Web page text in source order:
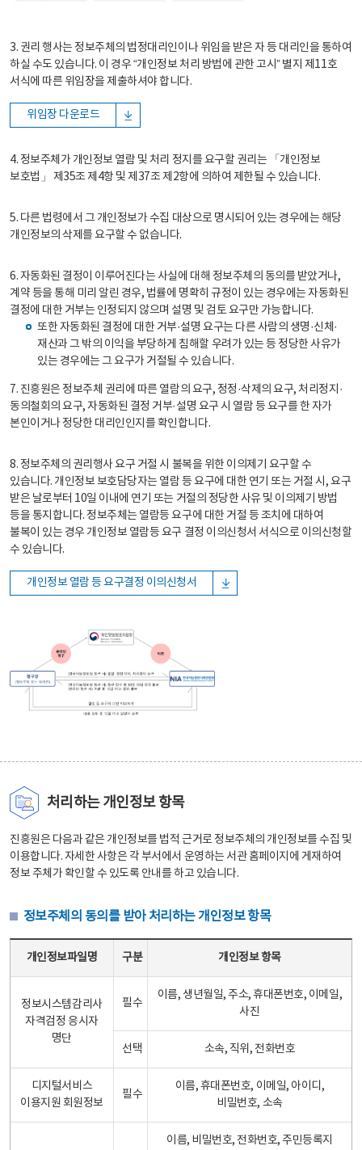
3. 권리 행사는 정보주체의 법정대리인이나 위임을 받은 자 등 대리인을 통하여
하실 수도 있습니다. 이 경우 “개인정보 처리 방법에 관한 고시” 별지 제11호
서식에 따른 위임장을 제출하셔야 합니다.
위임장 다운로드
4. 정보주체가 개인정보 열람 및 처리 정지를 요구할 권리는 「개인정보
보호법」 제35조 제4항 및 제37조 제2항에 의하여 제한될 수 있습니다.
5. 다른 법령에서 그 개인정보가 수집 대상으로 명시되어 있는 경우에는 해당
개인정보의 삭제를 요구할 수 없습니다.
6. 자동화된 결정이 이루어진다는 사실에 대해 정보주체의 동의를 받았거나,
계약 등을 통해 미리 알린 경우, 법률에 명확히 규정이 있는 경우에는 자동화된
결정에 대한 거부는 인정되지 않으며 설명 및 검토 요구만 가능합니다.
또한 자동화된 결정에 대한 거부·설명 요구는 다른 사람의 생명·신체·
재산과 그 밖의 이익을 부당하게 침해할 우려가 있는 등 정당한 사유가
있는 경우에는 그 요구가 거절될 수 있습니다.
7. 진흥원은 정보주체 권리에 따른 열람의 요구, 정정·삭제의 요구, 처리정지·
동의철회의 요구, 자동화된 결정 거부·설명 요구 시 열람 등 요구를 한 자가
본인이거나 정당한 대리인인지를 확인합니다.
8. 정보주체의 권리행사 요구 거절 시 불복을 위한 이의제기 요구할 수
있습니다. 개인정보 보호담당자는 열람 등 요구에 대한 연기 또는 거절 시, 요구
받은 날로부터 10일 이내에 연기 또는 거절의 정당한 사유 및 이의제기 방법
등을 통지합니다. 정보주체는 열람등 요구에 대한 거절 등 조치에 대하여
불복이 있는 경우 개인정보 열람등 요구 결정 이의신청서 서식으로 이의신청할
수 있습니다.
개인정보 열람 등 요구결정 이의신청서
처리하는 개인정보 항목
진흥원은 다음과 같은 개인정보를 법적 근거로 정보주체의 개인정보를 수집 및
이용합니다. 자세한 사항은 각 부서에서 운영하는 서관 홈페이지에 게재하여
정보 주체가 확인할 수 있도록 안내를 하고 있습니다.
정보주체의 동의를 받아 처리하는 개인정보 항목
개인정보파일명 구분 개인정보 항목
정보시스템감리사
자격검정 응시자
명단
필수
이름, 생년월일, 주소, 휴대폰번호, 이메일,
사진
선택 소속, 직위, 전화번호
디지털서비스
이용지원 회원정보
필수
이름, 휴대폰번호, 이메일, 아이디,
비밀번호, 소속
이름, 비밀번호, 전화번호, 주민등록지